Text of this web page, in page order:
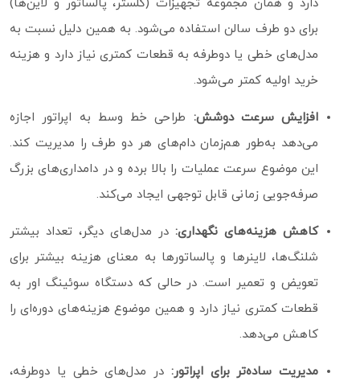
برای دو طرف سالن استفاده می‌شود. به همین دلیل نسبت به
مدل‌های خطی یا دوطرفه به قطعات کمتری نیاز دارد و هزینه
خرید اولیه کمتر می‌شود.
افزایش سرعت دوشش: طراحی خط وسط به اپراتور اجازه
می‌دهد به‌طور هم‌زمان دام‌های هر دو طرف را مدیریت کند.
این موضوع سرعت عملیات را بالا برده و در دامداری‌های بزرگ
صرفه‌جویی زمانی قابل توجهی ایجاد می‌کند.
کاهش هزینه‌های نگهداری: در مدل‌های دیگر، تعداد بیشتر
شلنگ‌ها، لاینرها و پالساتورها به معنای هزینه بیشتر برای
تعویض و تعمیر است. در حالی‌ که دستگاه سوئینگ اور به
قطعات کمتری نیاز دارد و همین موضوع هزینه‌های دوره‌ای را
کاهش می‌دهد.
مدیریت ساده‌تر برای اپراتور: در مدل‌های خطی یا دوطرفه،